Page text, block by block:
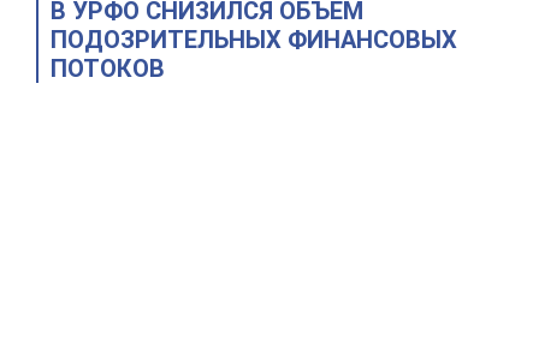
В УРФО СНИЗИЛСЯ ОБЪЕМ
ПОДОЗРИТЕЛЬНЫХ ФИНАНСОВЫХ
ПОТОКОВ